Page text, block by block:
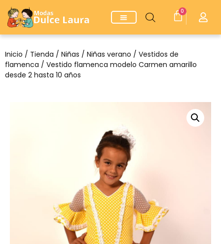
0
Inicio / Tienda / Niñas / Niñas verano / Vestidos de
flamenca / Vestido flamenca modelo Carmen amarillo
desde 2 hasta 10 años